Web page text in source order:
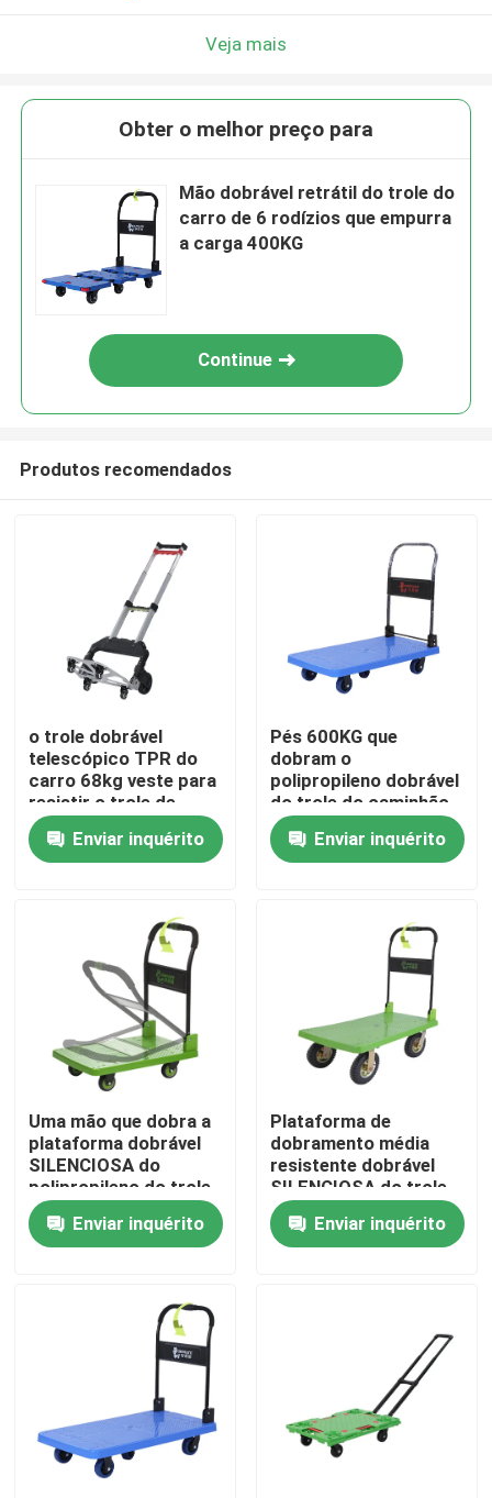
Casa
Sobre nós
Excursão da fábrica
Controle da qualidade
Contacte-nos
Geradores da soldadura da gasolina
Veja mais
Obter o melhor preço para
Mão dobrável retrátil do trole do
carro de 6 rodízios que empurra
a carga 400KG
Continue
Produtos recomendados
o trole dobrável
telescópico TPR do
carro 68kg veste para
resistir o trole de
dobramento da
bagagem da roda
Enviar inquérito
Pés 600KG que
dobram o
polipropileno dobrável
do trole do caminhão
de mão com as rodas
de 5 polegadas
Enviar inquérito
Uma mão que dobra a
plataforma dobrável
SILENCIOSA do
polipropileno do trole
180kg do carro
Enviar inquérito
Plataforma de
dobramento média
resistente dobrável
SILENCIOSA do trole
400KG do carro
900x600Enviar inquérito